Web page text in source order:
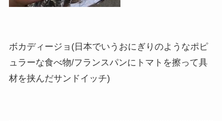
ボカディージョ(日本でいうおにぎりのようなポピ
ュラーな食べ物/フランスパンにトマトを擦って具
材を挟んだサンドイッチ)